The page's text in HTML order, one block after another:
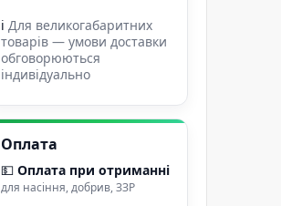
ℹДля великогабаритних
товарів — умови доставки
обговорюються
індивідуально
Оплата
💵Оплата при отриманні
для насіння, добрив, ЗЗР